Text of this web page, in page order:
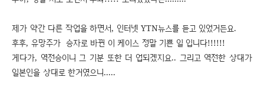
제가 약간 다른 작업을 하면서, 인터넷 YTN뉴스를 듣고 있었거든요.
후후, 유망주가 승자로 바뀐 이 케이스 정말 기쁜 일 입니다!!!!!!
게다가, 역전승이니 그 기분 또한 더 업되겠지요.. 그리고 역전한 상대가
일본인을 상대로 한거였으니.....